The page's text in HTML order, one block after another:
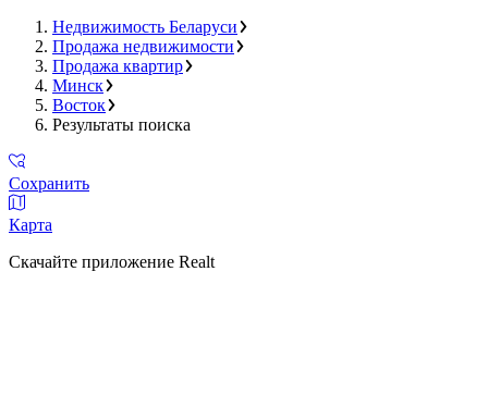
Недвижимость Беларуси
Продажа недвижимости
Продажа квартир
Минск
Восток
Результаты поиска
Сохранить
Карта
Скачайте приложение Realt